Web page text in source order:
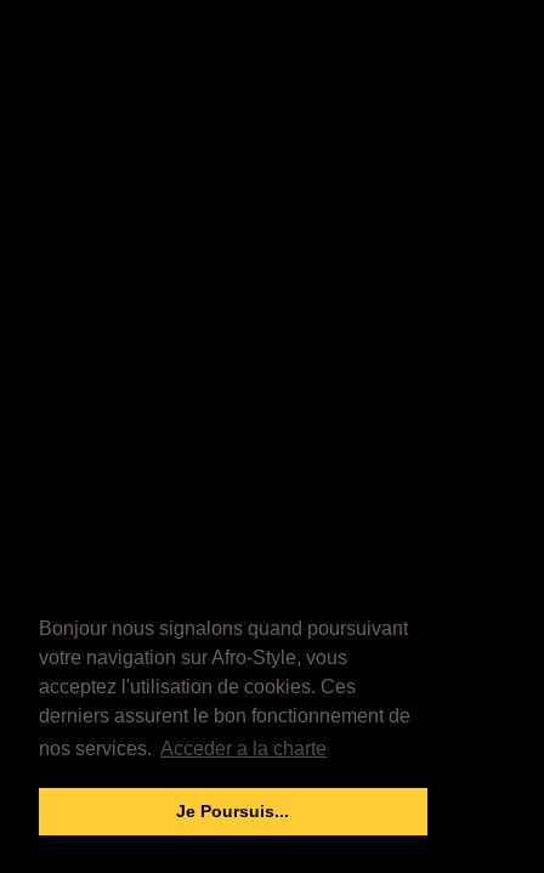
Bonjour nous signalons quand poursuivant
votre navigation sur Afro-Style, vous
acceptez l'utilisation de cookies. Ces
derniers assurent le bon fonctionnement de
nos services. Acceder a la charte
Je Poursuis...